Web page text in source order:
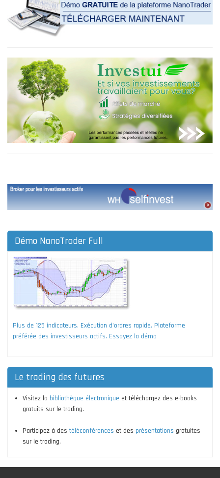
Démo NanoTrader Full
Plus de 125 indicateurs. Exécution d'ordres rapide. Plateforme
préférée des investisseurs actifs. Essayez la démo
Le trading des futures
Visitez la bibliothèque électronique et téléchargez des e-books
gratuits sur le trading.
Participez à destéléconférences et des présentations gratuites
sur le trading.